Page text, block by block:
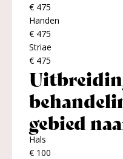
€ 475
Handen
€ 475
Striae
€ 475
gebied
Hals
€ 100